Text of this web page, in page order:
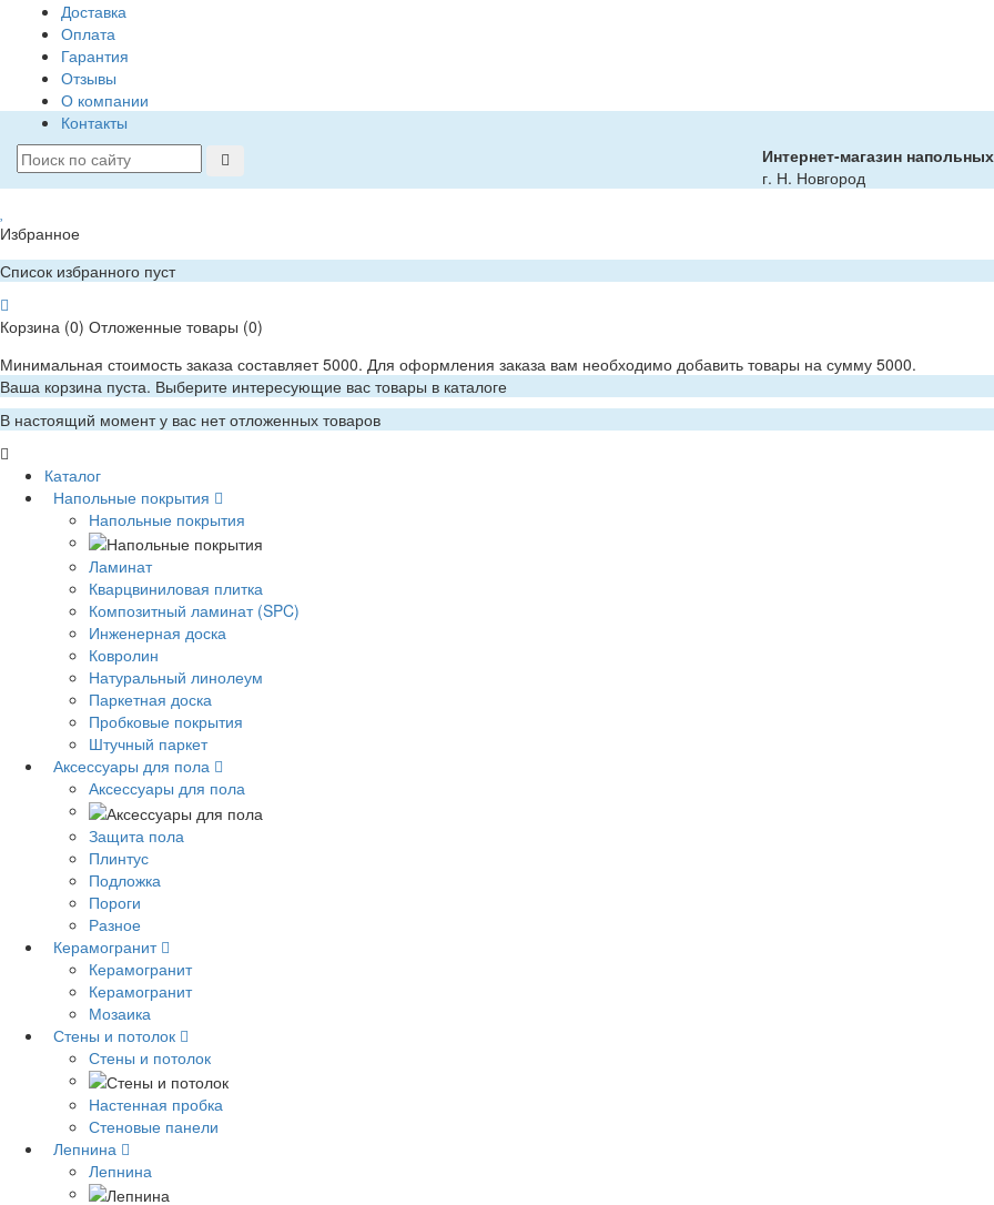
Доставка
Оплата
Гарантия
Отзывы
О компании
Контакты
Интернет-магазин
г. Н. Новгород
Избранное
Список избранного пуст
Корзина (0) Отложенные товары (0)
Минимальная стоимость заказа составляет 5000. Для оформления заказа вам необходимо добавить товары на сумму 5000.
Ваша корзина пуста. Выберите интересующие вас товары в каталоге
В настоящий момент у вас нет отложенных товаров
Каталог
Напольные покрытия
Напольные покрытия
Ламинат
Кварцвиниловая плитка
Композитный ламинат (SPC)
Инженерная доска
Ковролин
Натуральный линолеум
Паркетная доска
Пробковые покрытия
Штучный паркет
Аксессуары для пола
Аксессуары для пола
Защита пола
Плинтус
Подложка
Пороги
Разное
Керамогранит
Керамогранит
Керамогранит
Мозаика
Стены и потолок
Стены и потолок
Настенная пробка
Стеновые панели
Лепнина
Лепнина